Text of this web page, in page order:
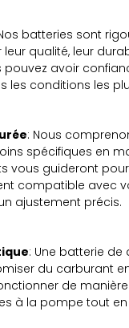
batteries sont
qualité, leur
pouvez avoir
les conditions les
: Nous
spécifiques en
vous guideront
compatible avec
ajustement précis.
: Une batterie de
du carburant
de
à la pompe tout